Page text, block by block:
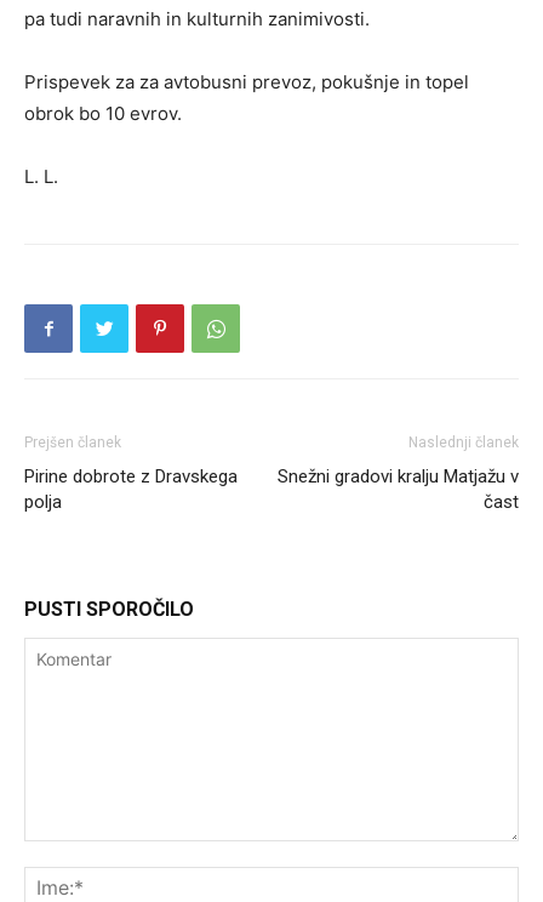
pa tudi naravnih in kulturnih zanimivosti.
Prispevek za za avtobusni prevoz, pokušnje in topel
obrok bo 10 evrov.
L. L.
Prejšen članek
Pirine dobrote z Dravskega
polja
Naslednji članek
Snežni gradovi kralju Matjažu v
čast
PUSTI SPOROČILO